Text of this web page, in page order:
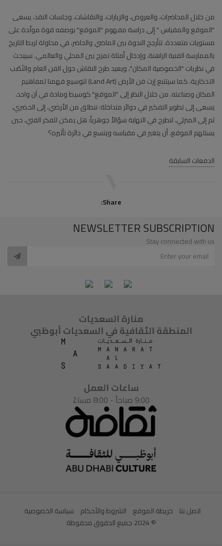
من خلال المحاضرات، والعروض، والزيارات، والنقاشات، وجلسات النقد، يسعى
"الموقع والمقياس " إلى دراسة مفهوم "الموقع" بوصفه قوة مولّدة على
مستويات متعددة. تتأرجح الندوة بين الماضي والحاضر، في محاولة لربط التاريخ
بالممارسة الفنية الراهنة، وإدخال أمثلة تمزج بين المحلي والعالمي. سيبحث
في نظريات "الخصوصية المكان"، ويعيد طرح النقاش حول الفن العام والنُصُب
التذكارية، كما سيتتبع إرث فن الأرض (Land Art) لتوسيع فهمنا لمفاهيم
المكان وصناعته. من خلال النظر إلى "الموقع" كوسيط ومادة في آن واحد،
يسعى إلى تطوير التفكير في دوائر متداخلة: ننطلق من الأرضي، إلى الحضري،
ثم إلى المنزلي، لنطرح في النهاية سؤالاً جوهرياً: هل يمكن للفكر الفني، حين
يستلهم الموقع، أن يتغير في مقياسه ويتسع في دائرة تأثيره؟
الدفعات السابقة
Share:
NEWSLETTER SUBSCRIPTION
Stay connected with us
منارة السعديات
المنطقة الثقافية في السعديات أبوظبي
ساعات العمل
9:00 صباحاً - 8:00 مساءً
اتصل بنا خريطة الموقع الشروط والأحكام سياسة الخصوصية
© 2024 جميع الحقوق محفوظة